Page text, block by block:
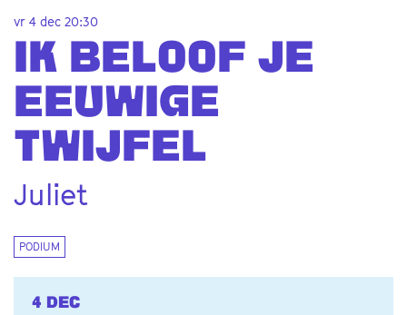
IK BELOOF JE
EEUWIGE
TWIJFEL
Juliet
vr 4 dec 20:30
PODIUM
4 DEC